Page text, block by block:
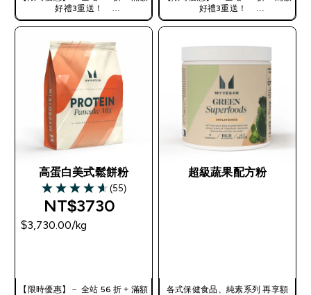
好禮3重送！
使用優惠碼，獲得額外折扣：
好禮3重送！
使用優惠碼，獲得額外折扣：
高蛋白美式鬆餅粉
4.65 out of 5 stars
(55)
NT$3730‎
$3,730.00‎/kg
【限時優惠】－ 全站 56 折 + 滿額
超級蔬果配方粉
各式保健食品、純素系列 再享額